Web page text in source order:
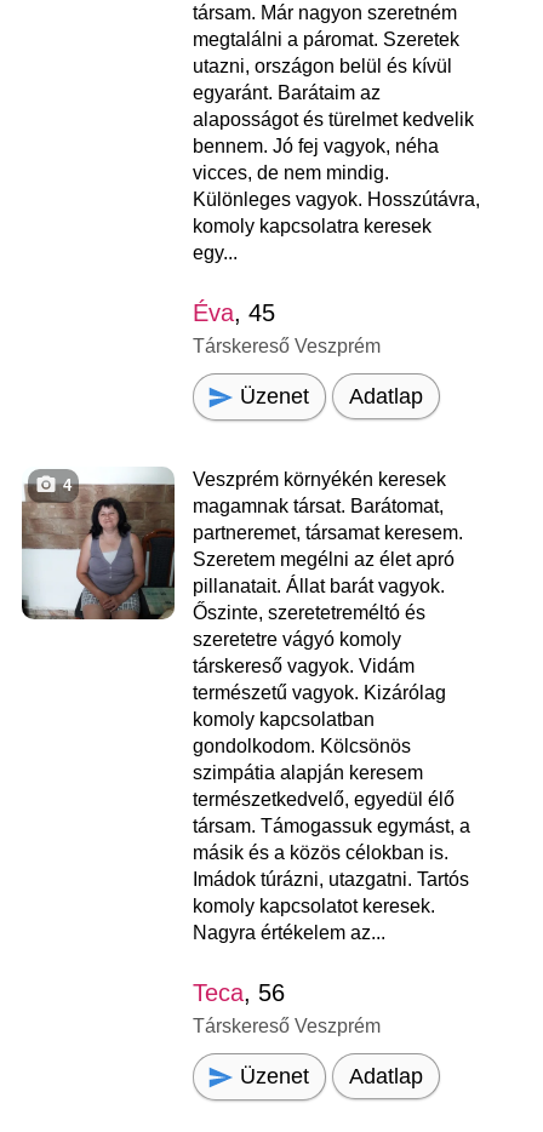
társam. Már nagyon szeretném
megtalálni a páromat. Szeretek
utazni, országon belül és kívül
egyaránt. Barátaim az
alaposságot és türelmet kedvelik
bennem. Jó fej vagyok, néha
vicces, de nem mindig.
Különleges vagyok. Hosszútávra,
komoly kapcsolatra keresek
egy...
Éva, 45
Társkereső Veszprém
Üzenet Adatlap
4
Veszprém környékén keresek
magamnak társat. Barátomat,
partneremet, társamat keresem.
Szeretem megélni az élet apró
pillanatait. Állat barát vagyok.
Őszinte, szeretetreméltó és
szeretetre vágyó komoly
társkereső vagyok. Vidám
természetű vagyok. Kizárólag
komoly kapcsolatban
gondolkodom. Kölcsönös
szimpátia alapján keresem
természetkedvelő, egyedül élő
társam. Támogassuk egymást, a
másik és a közös célokban is.
Imádok túrázni, utazgatni. Tartós
komoly kapcsolatot keresek.
Nagyra értékelem az...
Teca, 56
Társkereső Veszprém
Üzenet Adatlap